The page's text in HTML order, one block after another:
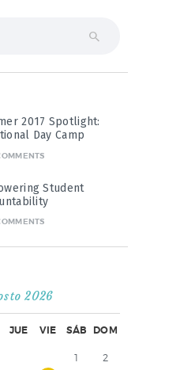
2017 Spotlight:
Day Camp
Student
2026
JUE VIE SÁB DOM
1
2